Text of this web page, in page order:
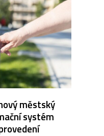
městský
systém